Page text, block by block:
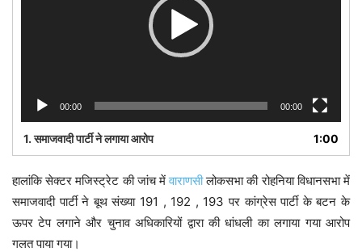
00:00 00:00
1. समाजवादी पार्टी ने लगाया आरोप 1:00
हालांकि सेक्टर मजिस्ट्रेट की जांच मेंवाराणसीलोकसभा की रोहनिया विधानसभा में
समाजवादी पार्टी ने बूथ संख्या 191 , 192 , 193 पर कांग्रेस पार्टी के बटन के
ऊपर टेप लगाने और चुनाव अधिकारियों द्वारा की धांधली का लगाया गया आरोप
गलत पाया गया।